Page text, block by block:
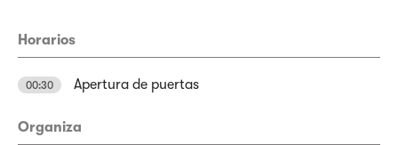
Horarios
00:30 Apertura de puertas
Organiza